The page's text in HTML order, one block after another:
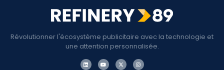
Révolutionner l'écosystème publicitaire avec la technologie et
une attention personnalisée.